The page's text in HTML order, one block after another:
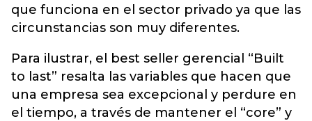
que funciona en el sector privado ya que las
circunstancias son muy diferentes.
Para ilustrar, el best seller gerencial “Built
to last” resalta las variables que hacen que
una empresa sea excepcional y perdure en
el tiempo, a través de mantener el “core” y